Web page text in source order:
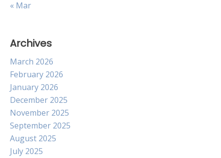
« Mar
Archives
March 2026
February 2026
January 2026
December 2025
November 2025
September 2025
August 2025
July 2025